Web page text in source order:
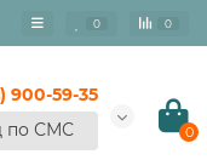
0 0
900-59-35
по СМС
0